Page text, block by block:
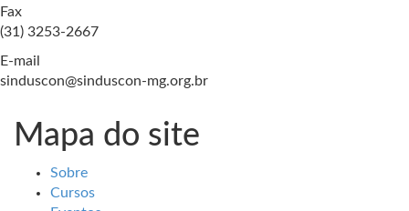
Fax
(31) 3253-2667
E-mail
sinduscon@sinduscon-mg.org.br
Mapa do site
Sobre
Cursos